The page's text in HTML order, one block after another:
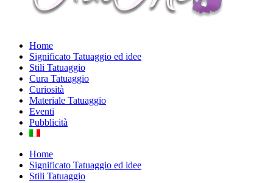
Home
Significato Tatuaggio ed idee
Stili Tatuaggio
Cura Tatuaggio
Curiosità
Materiale Tatuaggio
Eventi
Pubblicità
Home
Significato Tatuaggio ed idee
Stili Tatuaggio